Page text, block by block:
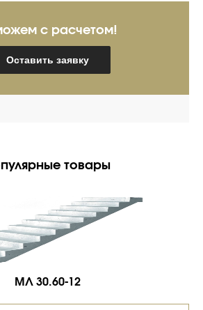
с расчетом!
Оставить заявку
товары
МЛ 30.60-12